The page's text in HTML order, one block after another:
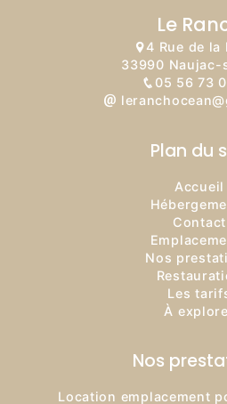
Le
4 Rue de la
33990 Naujac-
05 56 73
Plan du
Accueil
Contact
Nos
Les
À
Nos
Location emplacement